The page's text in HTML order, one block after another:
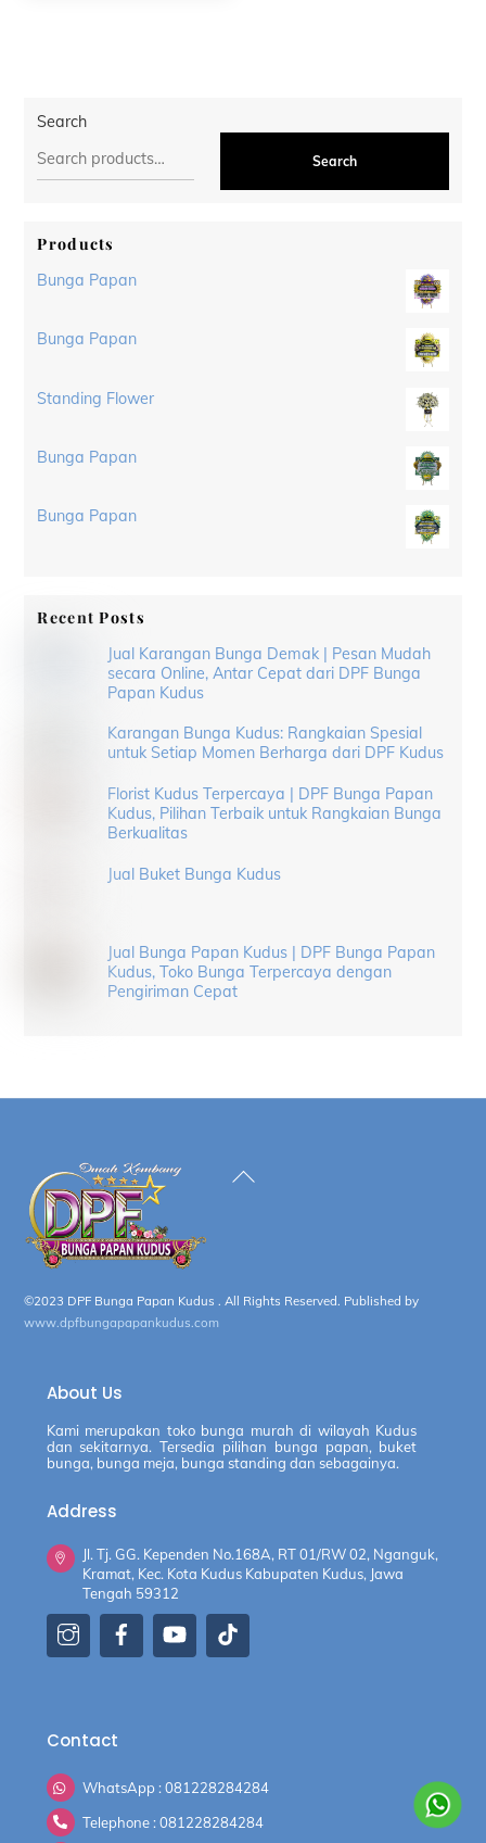
Search
Search
Products
Bunga Papan
Bunga Papan
Standing Flower
Bunga Papan
Bunga Papan
Recent Posts
Jual Karangan Bunga Demak | Pesan Mudah
secara Online, Antar Cepat dari DPF Bunga
Papan Kudus
Karangan Bunga Kudus: Rangkaian Spesial
untuk Setiap Momen Berharga dari DPF Kudus
Florist Kudus Terpercaya | DPF Bunga Papan
Kudus, Pilihan Terbaik untuk Rangkaian Bunga
Berkualitas
Jual Buket Bunga Kudus
Jual Bunga Papan Kudus | DPF Bunga Papan
Kudus, Toko Bunga Terpercaya dengan
Pengiriman Cepat
Back
©2023 DPF Bunga Papan Kudus . All Rights Reserved. Published by
www.dpfbungapapankudus.com
About Us
Kami merupakan toko bunga murah di wilayah Kudus
dan sekitarnya. Tersedia pilihan bunga papan, buket
bunga, bunga meja, bunga standing dan sebagainya.
Address
Jl. Tj. GG. Kependen No.168A, RT 01/RW 02, Nganguk,
Kramat, Kec. Kota Kudus Kabupaten Kudus, Jawa
Tengah 59312
Contact
WhatsApp : 081228284284
Telephone : 081228284284